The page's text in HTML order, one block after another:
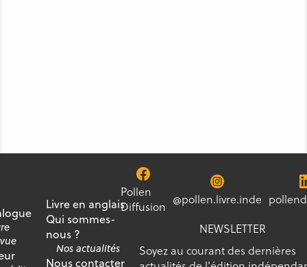
Livre en anglais
Qui sommes-
nous ?
Nos actualités
Nous contacter
Pollen
Diffusion @pollen.livre.inde
NEWSLETTER
Soyez au courant des dernières